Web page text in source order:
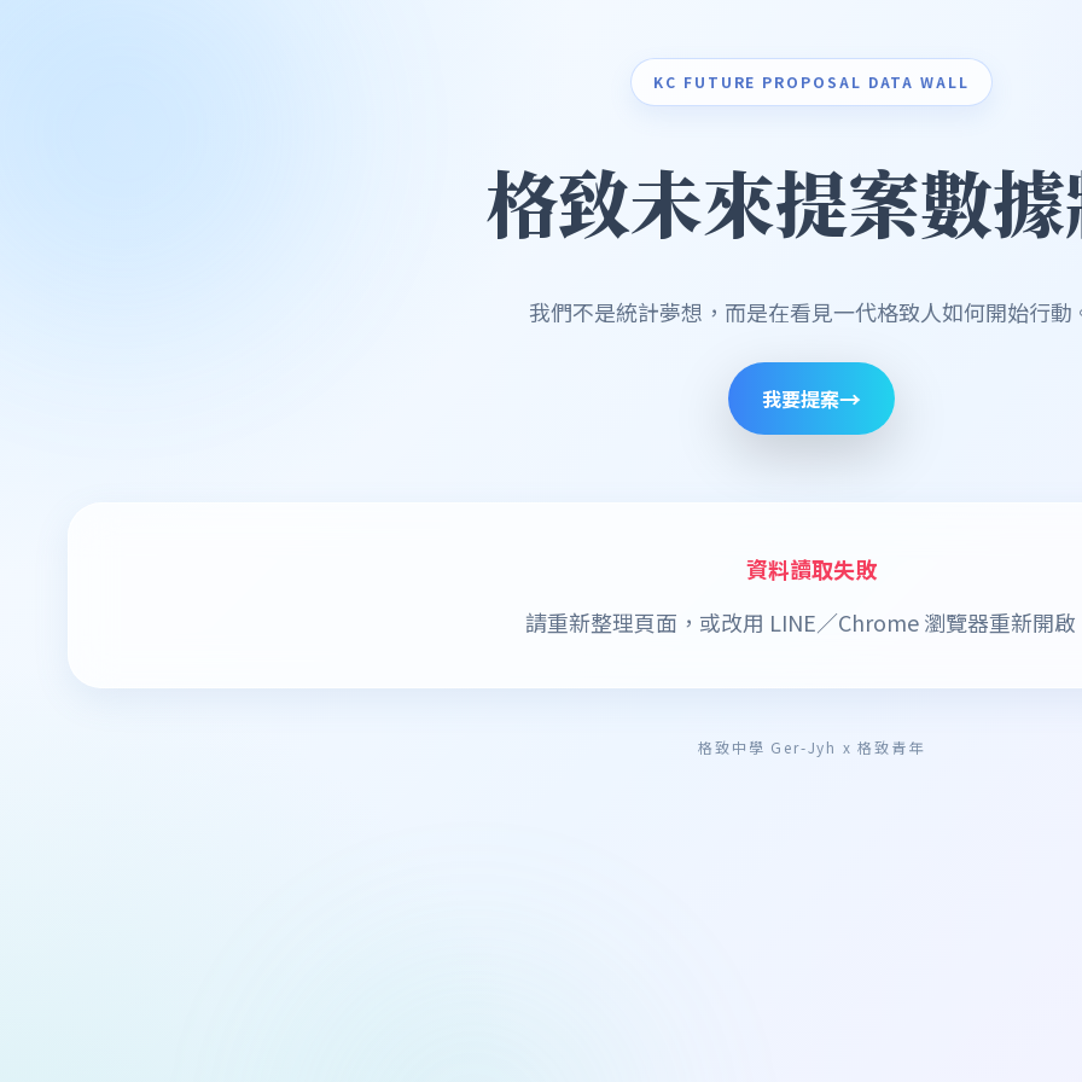
KC FUTURE PROPOSAL DATA WALL
格致未來提案數
我們不是統計夢想，而是在看見一代格致人如何開始行動
我要提案→
資料讀取失敗
請重新整理頁面，或改用 LINE／Chrome 瀏覽器重新開啟
格致中學 Ger-Jyh x 格致青年